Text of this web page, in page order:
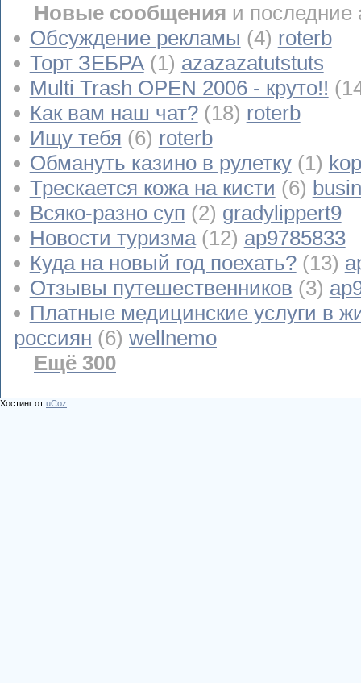
Новые сообщения и последние
Обсуждение рекламы (4) roterb
Торт ЗЕБРА (1) azazazatutstuts
Multi Trash OPEN 2006 - круто!!
Как вам наш чат? (18) roterb
Ищу тебя (6) roterb
Обмануть казино в рулетку (1)
Трескается кожа на кисти (6)
Всяко-разно суп (2) gradylippert9
Новости туризма (12) ap9785833
Куда на новый год поехать? (13)
Отзывы путешественников (3)
Платные медицинские услуги в
россиян (6) wellnemo
Ещё 300
Хостинг от uCoz